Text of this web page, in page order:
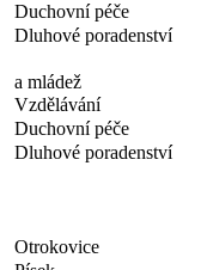
Duchovní péče
Dluhové poradenství
a mládež
Vzdělávání
Duchovní péče
Dluhové poradenství
Otrokovice